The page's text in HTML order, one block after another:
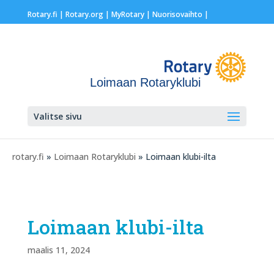
Rotary.fi | Rotary.org| MyRotary | Nuorisovaihto |
Loimaan Rotaryklubi
Valitse sivu
rotary.fi » Loimaan Rotaryklubi » Loimaan klubi-ilta
Loimaan klubi-ilta
maalis 11, 2024